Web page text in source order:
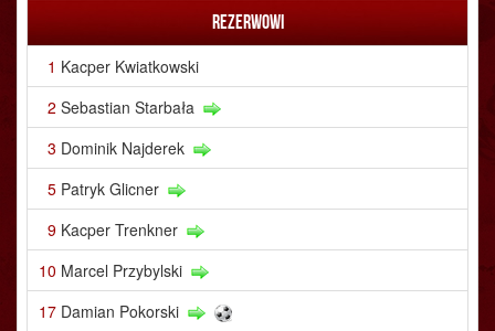
Rezerwowi
1 Kacper Kwiatkowski
2 Sebastian Starbała
3 Dominik Najderek
5 Patryk Glicner
9 Kacper Trenkner
10 Marcel Przybylski
17 Damian Pokorski